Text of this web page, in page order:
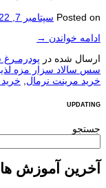
Posted on سپتامبر 7, 2022
ادامه خواندن →
ارسال شده در پودرمـرغ
سس سالاد سزار مزه
خرید مرینت نرمال,
UPDATING
جستجو
آخرین آموزش ها